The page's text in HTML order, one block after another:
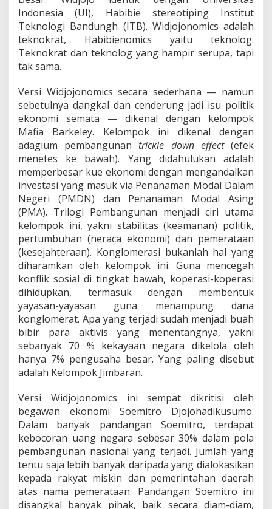
Indonesia (UI), Habibie stereotiping Institut
Teknologi Bandungh (ITB). Widjojonomics adalah
teknokrat, Habibienomics yaitu teknolog.
Teknokrat dan teknolog yang hampir serupa, tapi
tak sama.
Versi Widjojonomics secara sederhana — namun
sebetulnya dangkal dan cenderung jadi isu politik
ekonomi semata — dikenal dengan kelompok
Mafia Barkeley. Kelompok ini dikenal dengan
adagium pembangunan trickle down effect(efek
menetes ke bawah). Yang didahulukan adalah
memperbesar kue ekonomi dengan mengandalkan
investasi yang masuk via Penanaman Modal Dalam
Negeri (PMDN) dan Penanaman Modal Asing
(PMA). Trilogi Pembangunan menjadi ciri utama
kelompok ini, yakni stabilitas (keamanan) politik,
pertumbuhan (neraca ekonomi) dan pemerataan
(kesejahteraan). Konglomerasi bukanlah hal yang
diharamkan oleh kelompok ini. Guna mencegah
konflik sosial di tingkat bawah, koperasi-koperasi
dihidupkan, termasuk dengan membentuk
yayasan-yayasan guna menampung dana
konglomerat. Apa yang terjadi sudah menjadi buah
bibir para aktivis yang menentangnya, yakni
sebanyak 70 % kekayaan negara dikelola oleh
hanya 7% pengusaha besar. Yang paling disebut
adalah Kelompok Jimbaran.
Versi Widjojonomics ini sempat dikritisi oleh
begawan ekonomi Soemitro Djojohadikusumo.
Dalam banyak pandangan Soemitro, terdapat
kebocoran uang negara sebesar 30% dalam pola
pembangunan nasional yang terjadi. Jumlah yang
tentu saja lebih banyak daripada yang dialokasikan
kepada rakyat miskin dan pemerintahan daerah
atas nama pemerataan. Pandangan Soemitro ini
disangkal banyak pihak, baik secara diam-diam,